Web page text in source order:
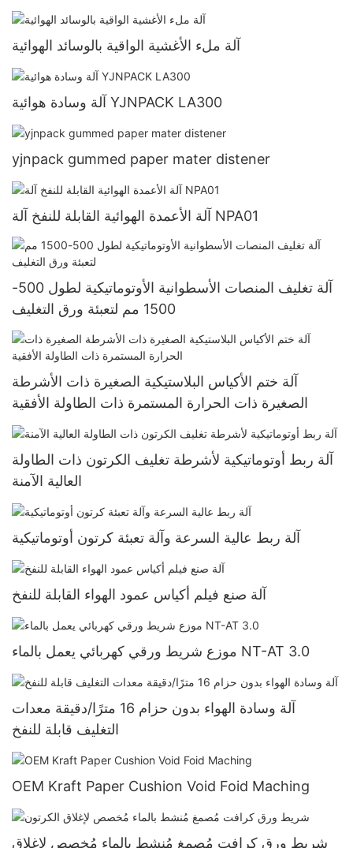
آلة ملء الأغشية الواقية بالوسائد الهوائية
آلة وسادة هوائية YJNPACK LA300
yjnpack gummed paper mater distener
آلة الأعمدة الهوائية القابلة للنفخ آلة NPA01
آلة تغليف المنصات الأسطوانية الأوتوماتيكية لطول 500-
1500 مم لتعبئة ورق التغليف
آلة ختم الأكياس البلاستيكية الصغيرة ذات الأشرطة
الصغيرة ذات الحرارة المستمرة ذات الطاولة الأفقية
آلة ربط أوتوماتيكية لأشرطة تغليف الكرتون ذات الطاولة
العالية الآمنة
آلة ربط عالية السرعة وآلة تعبئة كرتون أوتوماتيكية
آلة صنع فيلم أكياس عمود الهواء القابلة للنفخ
موزع شريط ورقي كهربائي يعمل بالماء NT-AT 3.0
آلة وسادة الهواء بدون حزام 16 مترًا/دقيقة معدات
التغليف قابلة للنفخ
OEM Kraft Paper Cushion Void Foid Maching
شريط ورق كرافت مُصمغ مُنشط بالماء مُخصص لإغلاق